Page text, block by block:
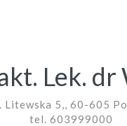
Lek.
Litewska 5,, 60-605
tel. 603999000